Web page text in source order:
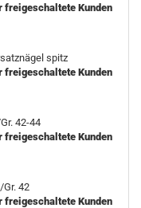
freigeschaltete Kunden
spitz
freigeschaltete Kunden
42-44
freigeschaltete Kunden
42
freigeschaltete Kunden